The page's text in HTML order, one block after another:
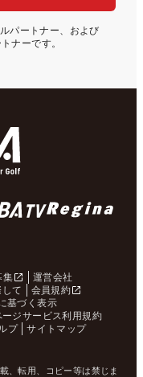
パートナー、および
ナーです。
集
運営会社
て
会員規約
基づく表示
ージサービス利用規約
プ サイトマップ
、転用、コピー等は禁じま